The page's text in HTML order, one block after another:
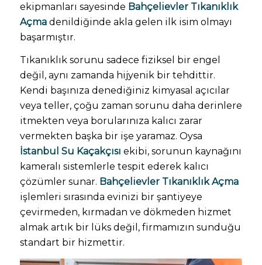
ekipmanları sayesinde Bahçelievler Tıkanıklık
Açmadenildiğinde akla gelen ilk isim olmayı
başarmıştır.
Tıkanıklık sorunu sadece fiziksel bir engel
değil, aynı zamanda hijyenik bir tehdittir.
Kendi başınıza denediğiniz kimyasal açıcılar
veya teller, çoğu zaman sorunu daha derinlere
itmekten veya borularınıza kalıcı zarar
vermekten başka bir işe yaramaz. Oysa
İstanbul Su Kaçakçısı ekibi, sorunun kaynağını
kameralı sistemlerle tespit ederek kalıcı
çözümler sunar. Bahçelievler Tıkanıklık Açma
işlemleri sırasında evinizi bir şantiyeye
çevirmeden, kırmadan ve dökmeden hizmet
almak artık bir lüks değil, firmamızın sunduğu
standart bir hizmettir.